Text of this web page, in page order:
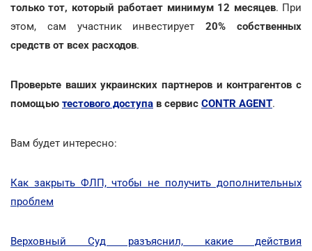
только тот, который работает минимум 12 месяцев. При
этом, сам участник инвестирует20% собственных
средств от всех расходов.
Проверьте ваших украинских партнеров и контрагентов с
помощью тестового доступа в сервис CONTR AGENT.
Вам будет интересно:
Как закрыть ФЛП, чтобы не получить дополнительных
проблем
Верховный Суд разъяснил, какие действия